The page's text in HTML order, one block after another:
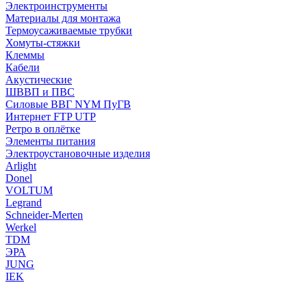
Электроинструменты
Материалы для монтажа
Термоусаживаемые трубки
Хомуты-стяжки
Клеммы
Кабели
Акустические
ШВВП и ПВС
Силовые ВВГ NYM ПуГВ
Интернет FTP UTP
Ретро в оплётке
Элементы питания
Электроустановочные изделия
Arlight
Donel
VOLTUM
Legrand
Schneider-Merten
Werkel
TDM
ЭРА
JUNG
IEK